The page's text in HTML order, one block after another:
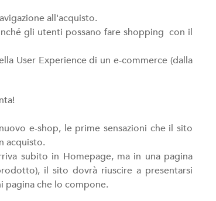
all'acquisto.
gli utenti possano fare shopping con il
User Experience di un e-commerce (dalla
e-shop, le prime sensazioni che il sito
acquisto.
subito in Homepage, ma in una pagina
il sito dovrà riuscire a presentarsi
pagina che lo compone.